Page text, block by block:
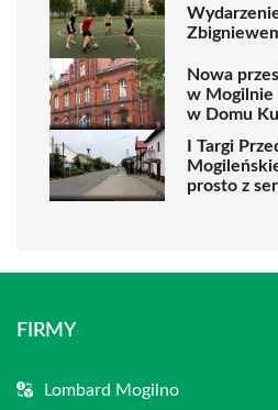
Nowa
w Mogilnie
w Domu
I Targi
prosto z
FIRMY
Lombard Mogilno